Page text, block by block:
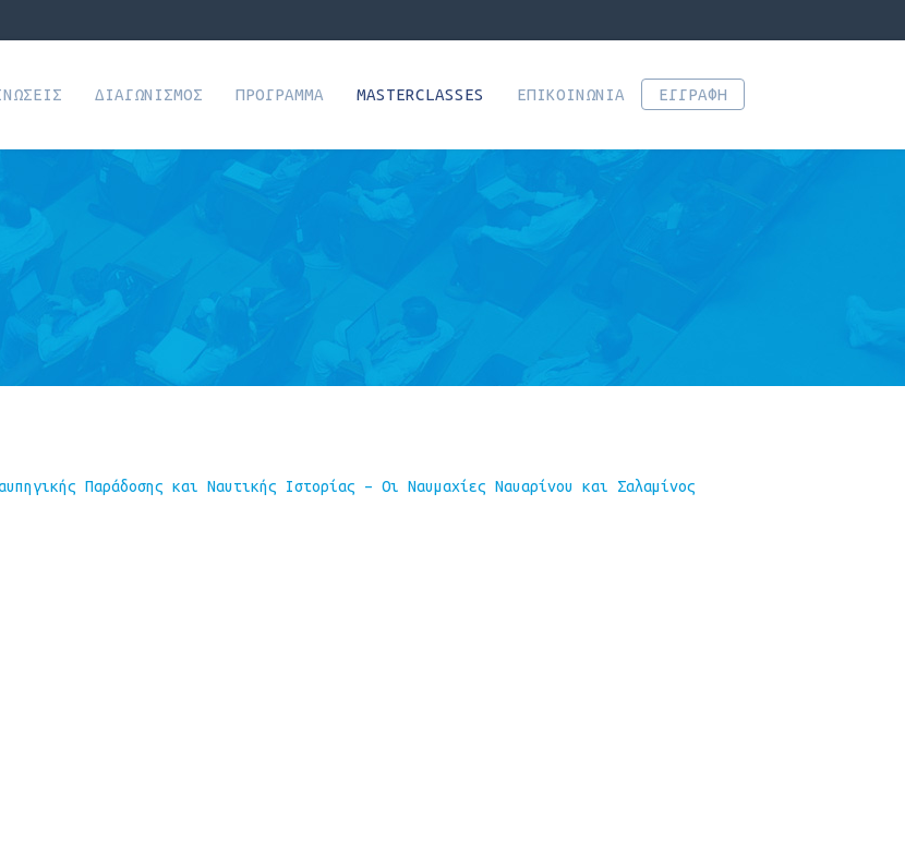
ΔΙΑΓΩΝΙΣΜΌΣ ΠΡΌΓΡΑΜΜΑ MASTERCLASSES ΕΠΙΚΟΙΝΩΝΊΑ ΕΓΓΡΑΦΗ
Παράδοσης και Ναυτικής Ιστορίας – Οι Ναυμαχίες Ναυαρίνου και Σαλαμίνος